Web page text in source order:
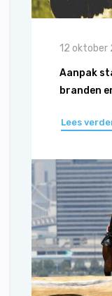
12 oktober
Aanpak
branden
Lees